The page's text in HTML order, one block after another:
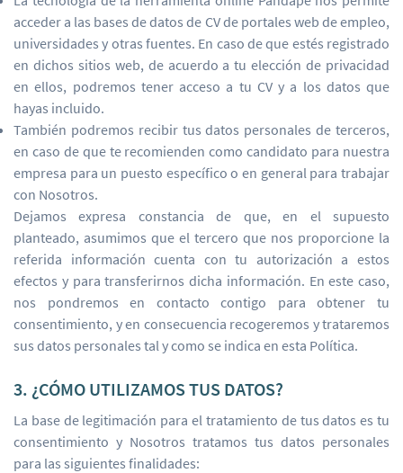
acceder a las bases de datos de CV de portales web de empleo,
universidades y otras fuentes. En caso de que estés registrado
en dichos sitios web, de acuerdo a tu elección de privacidad
en ellos, podremos tener acceso a tu CV y a los datos que
hayas incluido.
También podremos recibir tus datos personales de terceros,
en caso de que te recomienden como candidato para nuestra
empresa para un puesto específico o en general para trabajar
con Nosotros.
Dejamos expresa constancia de que, en el supuesto
planteado, asumimos que el tercero que nos proporcione la
referida información cuenta con tu autorización a estos
efectos y para transferirnos dicha información. En este caso,
nos pondremos en contacto contigo para obtener tu
consentimiento, y en consecuencia recogeremos y trataremos
sus datos personales tal y como se indica en esta Política.
3. ¿CÓMO UTILIZAMOS TUS DATOS?
La base de legitimación para el tratamiento de tus datos es tu
consentimiento y Nosotros tratamos tus datos personales
para las siguientes finalidades: